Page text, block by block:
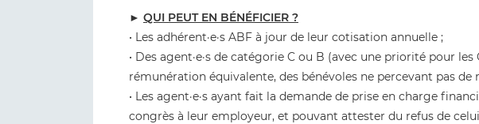
► QUI PEUT EN BÉNÉFICIER ?
• Les adhérent·e·s ABF à jour de leur cotisation annuelle ;
• Des agent·e·s de catégorie C ou B (avec une priorité pour les
rémunération équivalente, des bénévoles ne percevant pas de
• Les agent·e·s ayant fait la demande de prise en charge
congrès à leur employeur, et pouvant attester du refus de